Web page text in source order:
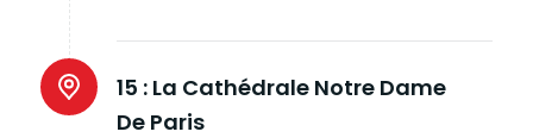
15 : La Cathédrale Notre Dame
De Paris